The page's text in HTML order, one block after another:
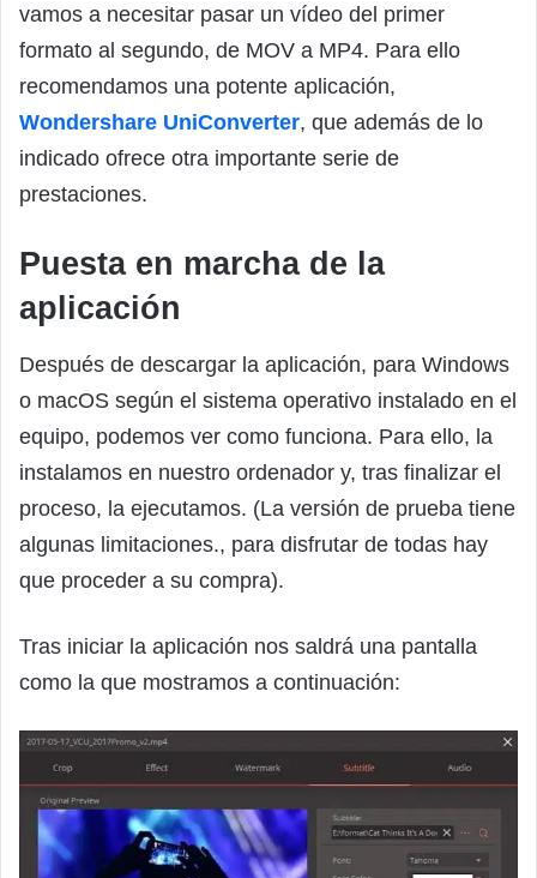
vamos a necesitar pasar un vídeo del primer
formato al segundo, de MOV a MP4. Para ello
recomendamos una potente aplicación,
Wondershare UniConverter, que además de lo
indicado ofrece otra importante serie de
prestaciones.
Puesta en marcha de la
aplicación
Después de descargar la aplicación, para Windows
o macOS según el sistema operativo instalado en el
equipo, podemos ver como funciona. Para ello, la
instalamos en nuestro ordenador y, tras finalizar el
proceso, la ejecutamos. (La versión de prueba tiene
algunas limitaciones., para disfrutar de todas hay
que proceder a su compra).
Tras iniciar la aplicación nos saldrá una pantalla
como la que mostramos a continuación: